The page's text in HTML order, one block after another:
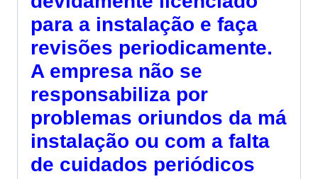
para a instalação e faça
revisões periodicamente.
A empresa não se
responsabiliza por
problemas oriundos da má
instalação ou com a falta
de cuidados periódicos